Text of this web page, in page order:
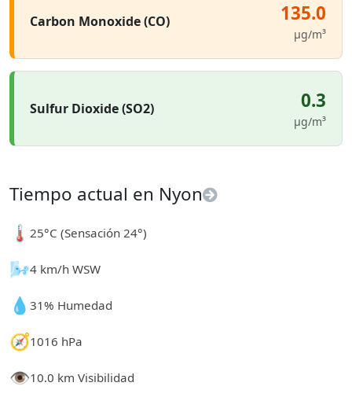
Carbon Monoxide (CO) 135.0
µg/m³
Sulfur Dioxide (SO2) 0.3
µg/m³
Tiempo actual en Nyon
🌡️25°C (Sensación 24°)
🌬️4 km/h WSW
💧31% Humedad
🧭1016 hPa
👁️10.0 km Visibilidad